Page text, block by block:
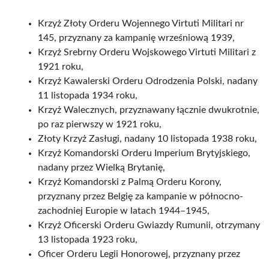
Krzyż Złoty Orderu Wojennego Virtuti Militari nr
145, przyznany za kampanię wrześniową 1939,
Krzyż Srebrny Orderu Wojskowego Virtuti Militari z
1921 roku,
Krzyż Kawalerski Orderu Odrodzenia Polski, nadany
11 listopada 1934 roku,
Krzyż Walecznych, przyznawany łącznie dwukrotnie,
po raz pierwszy w 1921 roku,
Złoty Krzyż Zasługi, nadany 10 listopada 1938 roku,
Krzyż Komandorski Orderu Imperium Brytyjskiego,
nadany przez Wielką Brytanię,
Krzyż Komandorski z Palmą Orderu Korony,
przyznany przez Belgię za kampanie w północno-
zachodniej Europie w latach 1944–1945,
Krzyż Oficerski Orderu Gwiazdy Rumunii, otrzymany
13 listopada 1923 roku,
Oficer Orderu Legii Honorowej, przyznany przez